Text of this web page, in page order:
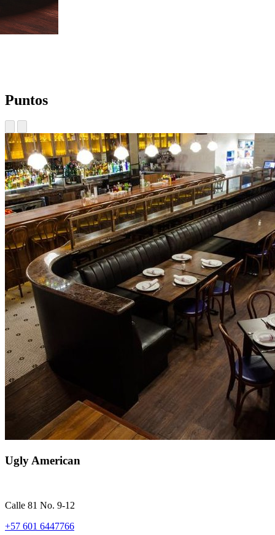
Puntos
Ugly American
Calle 81 No. 9-12
+57 601 6447766